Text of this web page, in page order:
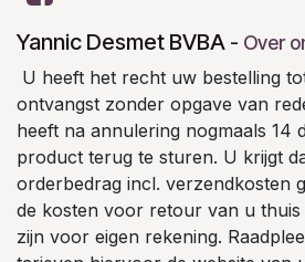
Yannic Desmet BVBA - Over
U heeft het recht uw bestelling
ontvangst zonder opgave van
heeft na annulering nogmaals 14
product terug te sturen. U krijgt
orderbedrag incl. verzendkosten
de kosten voor retour van u
zijn voor eigen rekening.